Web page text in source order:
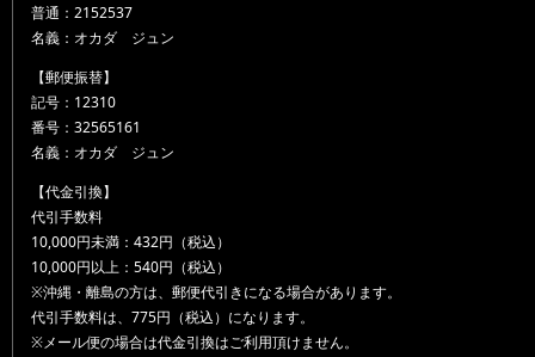
普通：2152537
名義：オカダ ジュン
【郵便振替】
記号：12310
番号：32565161
名義：オカダ ジュン
【代金引換】
代引手数料
10,000円未満：432円（税込）
10,000円以上：540円（税込）
※沖縄・離島の方は、郵便代引きになる場合があります。
代引手数料は、775円（税込）になります。
※メール便の場合は代金引換はご利用頂けません。